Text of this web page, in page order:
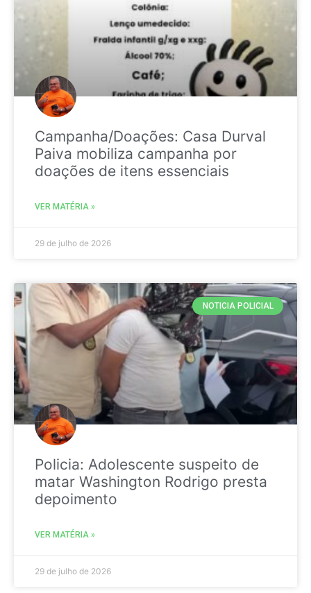
Campanha/Doações: Casa Durval
Paiva mobiliza campanha por
doações de itens essenciais
VER MATÉRIA »
29 de julho de 2026
NOTICIA POLICIAL
Policia: Adolescente suspeito de
matar Washington Rodrigo presta
depoimento
VER MATÉRIA »
29 de julho de 2026